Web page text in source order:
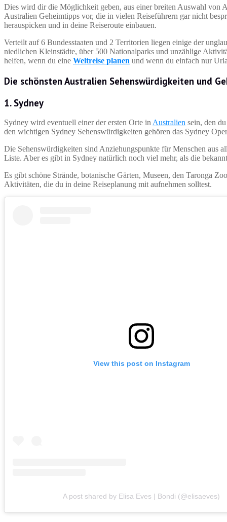
Dies wird dir die Möglichkeit geben, aus einer breiten Auswahl von
Australien Geheimtipps vor, die in vielen Reiseführern gar nicht
herauspicken und in deine Reiseroute einbauen.
Verteilt auf 6 Bundesstaaten und 2 Territorien liegen einige der
niedlichen Kleinstädte, über 500 Nationalparks und unzählige
helfen, wenn du eine Weltreise planen und wenn du einfach nur
Die schönsten Australien Sehenswürdigkeiten und
1. Sydney
Sydney wird eventuell einer der ersten Orte in Australien sein, den
den wichtigen Sydney Sehenswürdigkeiten gehören das Sydney
Die Sehenswürdigkeiten sind Anziehungspunkte für Menschen aus
Liste. Aber es gibt in Sydney natürlich noch viel mehr, als die
Es gibt schöne Strände, botanische Gärten, Museen, den Taronga
Aktivitäten, die du in deine Reiseplanung mit aufnehmen solltest.
View this post on Instagram
A post shared by Elisa Eves | Bondi (@elisaeves)